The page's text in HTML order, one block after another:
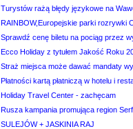
Turystów rażą błędy językowe na
RAINBOW,Europejskie parki rozrywki
Sprawdź cenę biletu na pociąg przez
Ecco Holiday z tytułem Jakość Roku
Straż miejsca może dawać mandaty
Płatności kartą płatniczą w hotelu i
Holiday Travel Center - zachęcam
Rusza kampania promująca region
SULEJÓW + JASKINIA RAJ